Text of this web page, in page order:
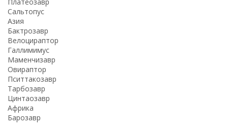
Платеозавр
Сальтопус
Азия
Бактрозавр
Велоцираптор
Галлимимус
Маменчизавр
Овираптор
Пситтакозавр
Тарбозавр
Цинтаозавр
Африка
Барозавр